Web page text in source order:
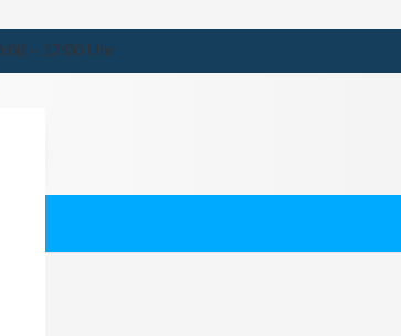
– 17:00 Uhr
für Neuberend.